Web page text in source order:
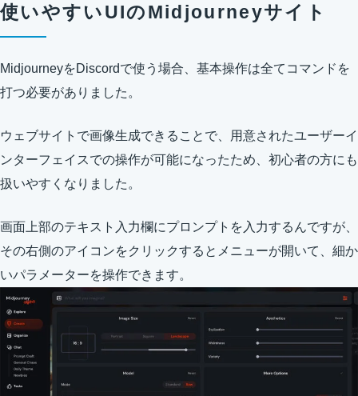
使いやすいUIのMidjourneyサイト
MidjourneyをDiscordで使う場合、基本操作は全てコマンドを
打つ必要がありました。
ウェブサイトで画像生成できることで、用意されたユーザーイ
ンターフェイスでの操作が可能になったため、初心者の方にも
扱いやすくなりました。
画面上部のテキスト入力欄にプロンプトを入力するんですが、
その右側のアイコンをクリックするとメニューが開いて、細か
いパラメーターを操作できます。